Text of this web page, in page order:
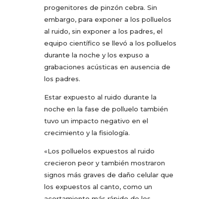
progenitores de pinzón cebra. Sin
embargo, para exponer a los polluelos
al ruido, sin exponer a los padres, el
equipo científico se llevó a los polluelos
durante la noche y los expuso a
grabaciones acústicas en ausencia de
los padres.
Estar expuesto al ruido durante la
noche en la fase de polluelo también
tuvo un impacto negativo en el
crecimiento y la fisiología.
«Los polluelos expuestos al ruido
crecieron peor y también mostraron
signos más graves de daño celular que
los expuestos al canto, como un